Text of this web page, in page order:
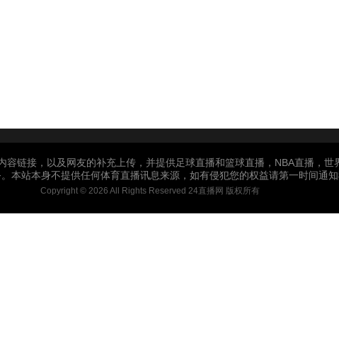
链接，以及网友的补充上传，并提供足球直播和篮球直播，NBA直播，
本站本身不提供任何体育直播讯息来源，如有侵犯您的权益请第一时间通知
Copyright © 2026 All Rights Reserved 24直播网 版权所有